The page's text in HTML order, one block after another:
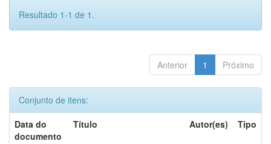
Resultado 1-1 de 1.
Anterior 1 Próximo
Conjunto de itens:
Data do
documento
Título Autor(es) Tipo